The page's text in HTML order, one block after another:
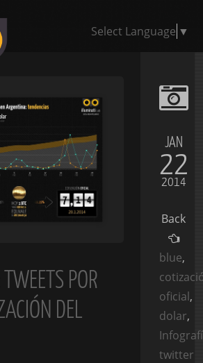
Select Language ▼
POR
DEL
JAN
22
2014
Back
blue,
oficial,
dolar,
twitter